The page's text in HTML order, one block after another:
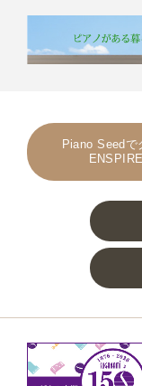
Piano Seed